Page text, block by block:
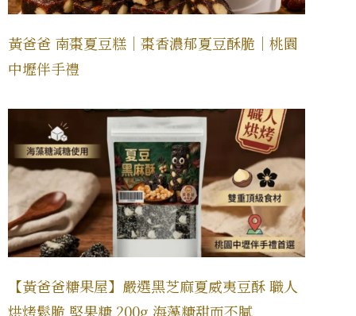
黃爸爸 南棗夏豆糕｜棗香濃郁夏豆酥脆｜桃園
中壢伴手禮
【黃爸爸糖果屋】嚴選黑芝麻夏威夷豆酥 職人
烘烤鬆脆 堅果糖 200g 海藻糖甜而不膩